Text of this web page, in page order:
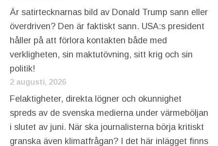
Är satirtecknarnas bild av Donald Trump sann eller
överdriven? Den är faktiskt sann. USA:s president
håller på att förlora kontakten både med
verkligheten, sin maktutövning, sitt krig och sin
politik!
2 augusti, 2026
Felaktigheter, direkta lögner och okunnighet
spreds av de svenska medierna under värmeböljan
i slutet av juni. När ska journalisterna börja kritiskt
granska även klimatfrågan? I det här inlägget finns